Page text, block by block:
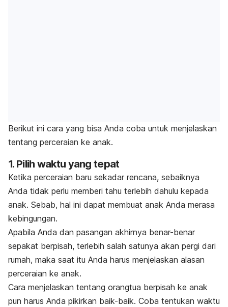
Berikut ini cara yang bisa Anda coba untuk menjelaskan
tentang perceraian ke anak.
1. Pilih waktu yang tepat
Ketika perceraian baru sekadar rencana, sebaiknya
Anda tidak perlu memberi tahu terlebih dahulu kepada
anak. Sebab, hal ini dapat membuat anak Anda merasa
kebingungan.
Apabila Anda dan pasangan akhirnya benar-benar
sepakat berpisah, terlebih salah satunya akan pergi dari
rumah, maka saat itu Anda harus menjelaskan alasan
perceraian ke anak.
Cara menjelaskan tentang orangtua berpisah ke anak
pun harus Anda pikirkan baik-baik. Coba tentukan waktu